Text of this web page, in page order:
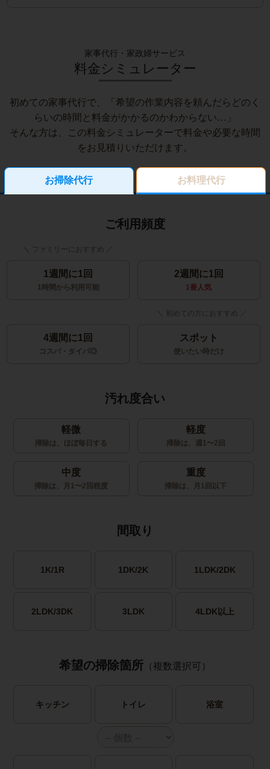
家事代行・家政婦サービス
料金シミュレーター
初めての家事代行で、「希望の作業内容を頼んだらどのく
らいの時間と料金がかかるのかわからない…」
そんな方は、この料金シミュレーターで料金や必要な時間
をお見積りいただけます。
お掃除代行 お料理代行
ご利用頻度
1週間に1回
1時間から利用可能
2週間に1回
1番人気
4週間に1回
コスパ・タイパ◎
スポット
使いたい時だけ
汚れ度合い
軽微
掃除は、ほぼ毎日する
軽度
掃除は、週1〜2回
中度
掃除は、月1〜2回程度
重度
掃除は、月1回以下
間取り
1K/1R 1DK/2K 1LDK/2DK
2LDK/3DK 3LDK 4LDK以上
希望の掃除箇所 （複数選択可）
キッチン トイレ 浴室